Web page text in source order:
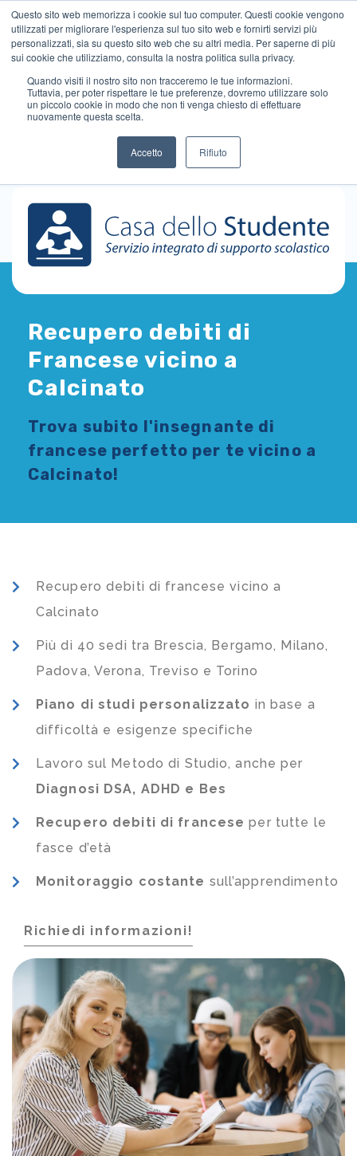
Questo sito web memorizza i cookie sul tuo computer. Questi cookie vengono
utilizzati per migliorare l'esperienza sul tuo sito web e fornirti servizi più
personalizzati, sia su questo sito web che su altri media. Per saperne di più
sui cookie che utilizziamo, consulta la nostra politica sulla privacy.
Quando visiti il ​​nostro sito non tracceremo le tue informazioni.
Tuttavia, per poter rispettare le tue preferenze, dovremo utilizzare solo
un piccolo cookie in modo che non ti venga chiesto di effettuare
nuovamente questa scelta.
Accetto Rifiuto
Recupero debiti di
Francese vicino a
Calcinato
Trova subito l'insegnante di
francese perfetto per te vicino a
Calcinato!
Recupero debiti di francese vicino a
Calcinato
Più di 40 sedi tra Brescia, Bergamo, Milano,
Padova, Verona, Treviso e Torino
Piano di studi personalizzato in base a
difficoltà e esigenze specifiche
Lavoro sul Metodo di Studio, anche per
Diagnosi DSA, ADHD e Bes
Recupero debiti di francese per tutte le
fasce d’età
Monitoraggio costante sull’apprendimento
Richiedi informazioni!